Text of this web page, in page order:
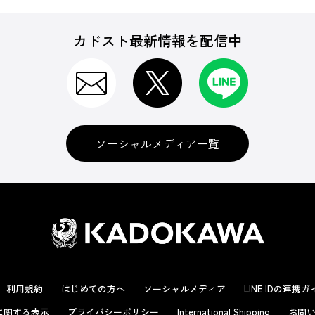
カドスト最新情報を配信中
ソーシャルメディア一覧
利用規約 はじめての方へ ソーシャルメディア LINE IDの連携ガ
関する表示
プライバシーポリシー International Shipping お問